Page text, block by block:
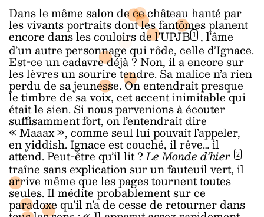
Dans le même salon de ce château hanté par
les vivants portraits dont les fantômes planent
encore dans les couloirs de l’UPJB 1, l’âme
d’un autre personnage qui rôde, celle d’Ignace.
Est-ce un cadavre déjà ? Non, il a encore sur
les lèvres un sourire tendre. Sa malice n’a rien
perdu de sa jeunesse. On entendrait presque
le timbre de sa voix, cet accent inimitable qui
était le sien. Si nous parvenions à écouter
suffisamment fort, on l’entendrait dire
« Maaax », comme seul lui pouvait l’appeler,
en yiddish. Ignace est couché, il rêve… il
attend. Peut-être qu’il lit ?Le Monde d’hier 2
traîne sans explication sur un fauteuil vert, il
arrive même que les pages tournent toutes
seules. Il médite probablement sur ce
paradoxe qu’il n’a de cesse de retourner dans